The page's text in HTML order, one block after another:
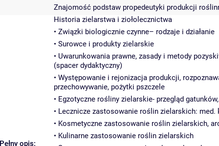
Znajomość podstaw propedeutyki produkcji
Pełny opis:
Historia zielarstwa i ziołolecznictwa
• Związki biologicznie czynne– rodzaje i działanie
• Surowce i produkty zielarskie
• Uwarunkowania prawne, zasady i metody
(spacer dydaktyczny)
• Występowanie i rejonizacja produkcji,
przechowywanie, pożytki pszczele
• Egzotyczne rośliny zielarskie- przegląd gatunków,
• Lecznicze zastosowanie roślin zielarskich:
• Kosmetyczne zastosowanie roślin zielarskich,
• Kulinarne zastosowanie roślin zielarskich